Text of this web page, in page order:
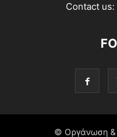
Contact us:
© Οργάνωση &